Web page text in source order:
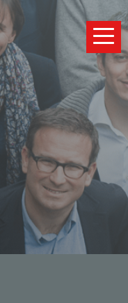
d’accueil